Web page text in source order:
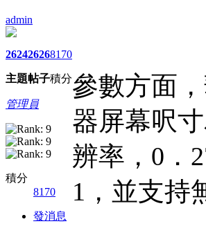
admin
2624
主題
2626
帖子
8170
積分
管理員
積分
8170
發消息
參數方面
器屏幕呎
辨率，0．
1，並支持